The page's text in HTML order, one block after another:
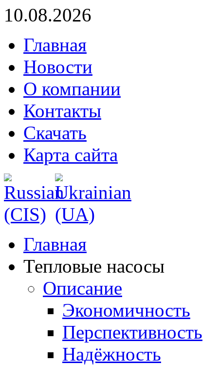
10.08.2026
Главная
Новости
О компании
Контакты
Скачать
Карта сайта
Главная
Тепловые насосы
Описание
Экономичность
Перспективность
Надёжность